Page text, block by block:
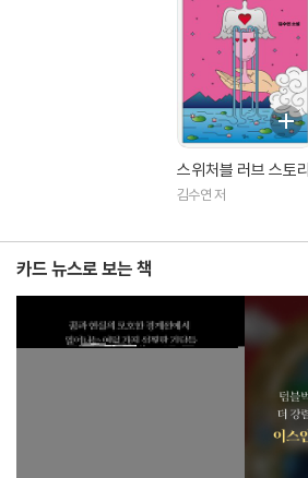
스위처블 러브 스토리
김수연 저
카드 뉴스로 보는 책